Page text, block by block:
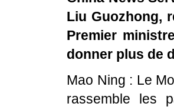
Liu Guozhong,
Premier
donner plus de
Mao Ning : Le
rassemble les